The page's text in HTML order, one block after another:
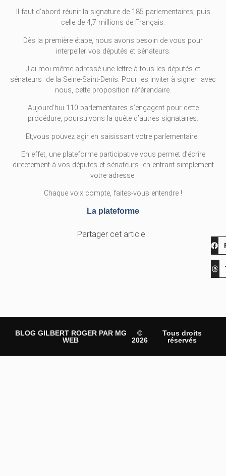
Il faut d’abord réunir la signature de 185 parlementaires, puis
celle de 4,7 millions de Français.
Dès la première étape, nous avons besoin de vous pour
interpeller vos députés et sénateurs.
J’ai moi-même adressé une lettre à tous les députés et
sénateurs de la Seine-Saint-Denis. Pour les inviter à signer avec
nous, cette proposition référendaire.
Aujourd’hui 110 parlementaires s’engagent pour cette
procédure, poursuivons la quête d’autres signataires.
Et,vous pouvez agir en saisissant votre parlementaire.
En effet, une plateforme participative vous permet d’écrire
directement à vos députés et sénateurs en entrant simplement
votre adresse.
Chaque voix compte, faites-vous entendre !
La plateforme
Partager cet article :
BLOG GILBERT ROGER PAR MG
WEB
©
2026
Tous droits
réservés